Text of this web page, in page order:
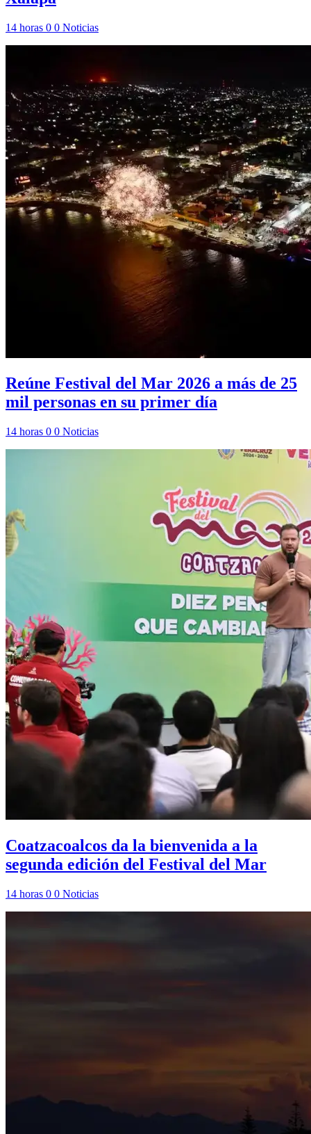
14 horas 0 0 Noticias
Reúne Festival del Mar 2026 a más de 25
mil personas en su primer día
14 horas 0 0 Noticias
Coatzacoalcos da la bienvenida a la
segunda edición del Festival del Mar
14 horas 0 0 Noticias